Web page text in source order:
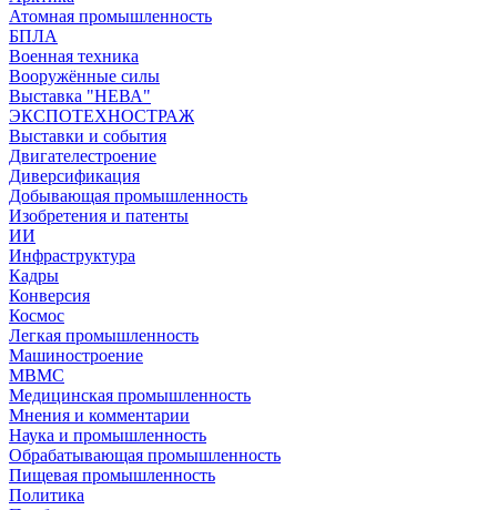
Атомная промышленность
БПЛА
Военная техника
Вооружённые силы
Выставка "НЕВА"
ЭКСПОТЕХНОСТРАЖ
Выставки и события
Двигателестроение
Диверсификация
Добывающая промышленность
Изобретения и патенты
ИИ
Инфраструктура
Кадры
Конверсия
Космос
Легкая промышленность
Машиностроение
МВМС
Медицинская промышленность
Мнения и комментарии
Наука и промышленность
Обрабатывающая промышленность
Пищевая промышленность
Политика